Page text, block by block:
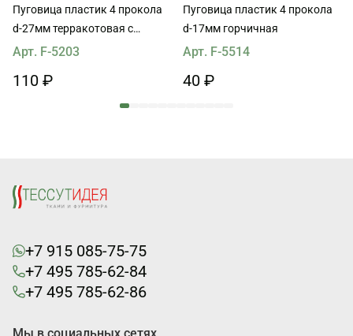
Пуговица пластик 4 прокола
d-27мм терракотовая с
растительным рисунком
Арт. F-5203
110 ₽
Пуговица пластик 4 прокола
d-17мм горчичная
Арт. F-5514
40 ₽
+7 915 085-75-75
+7 495 785-62-84
+7 495 785-62-86